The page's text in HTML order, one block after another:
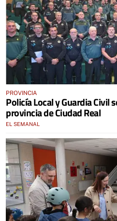
PROVINCIA
Policía Local y Guardia Civil
provincia de Ciudad Real
EL SEMANAL